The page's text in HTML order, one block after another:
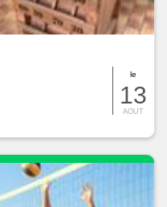
le
13
AOUT